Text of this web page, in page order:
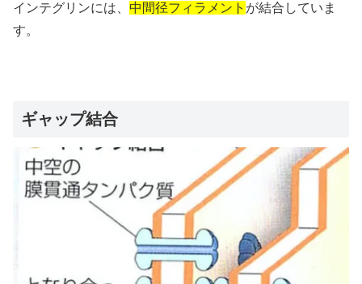
インテグリンには、 中間径フィラメント が結合していま
す。
ギャップ結合